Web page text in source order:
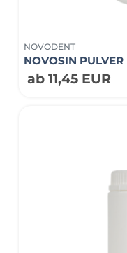
NOVODENT
NOVOSIN PULVER
ab 11,45 EUR